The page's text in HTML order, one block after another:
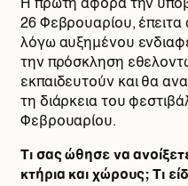
Η πρώτη αφορά την
26 Φεβρουαρίου,
λόγω αυξημένου
την πρόσκληση
εκπαιδευτούν και θα
τη διάρκεια του
Φεβρουαρίου.
Τι σας ώθησε να
κτήρια και χώρους; Τι